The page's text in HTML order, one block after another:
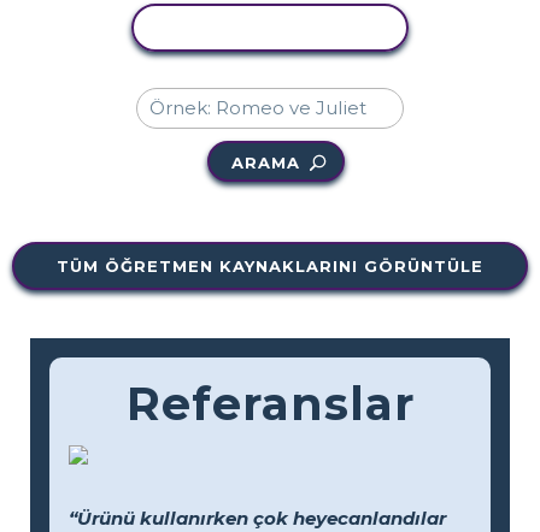
ARAMA
TÜM ÖĞRETMEN KAYNAKLARINI GÖRÜNTÜLE
Referanslar
“Ürünü kullanırken çok heyecanlandılar